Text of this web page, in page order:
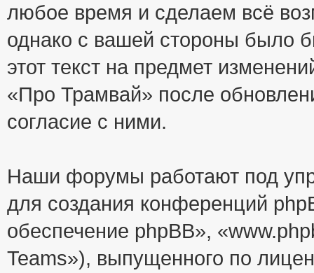
любое время и сделаем всё
однако с вашей стороны было
этот текст на предмет
«Про Трамвай» после
согласие с ними.
Наши форумы работают под
для создания конференций
обеспечение phpBB»,
Teams»), выпущенного по